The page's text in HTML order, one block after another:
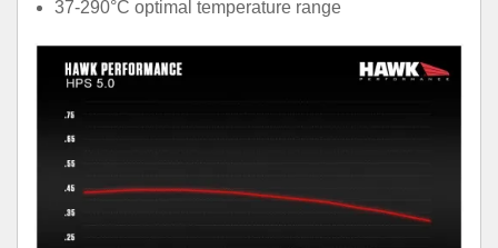
37-290°C optimal temperature range